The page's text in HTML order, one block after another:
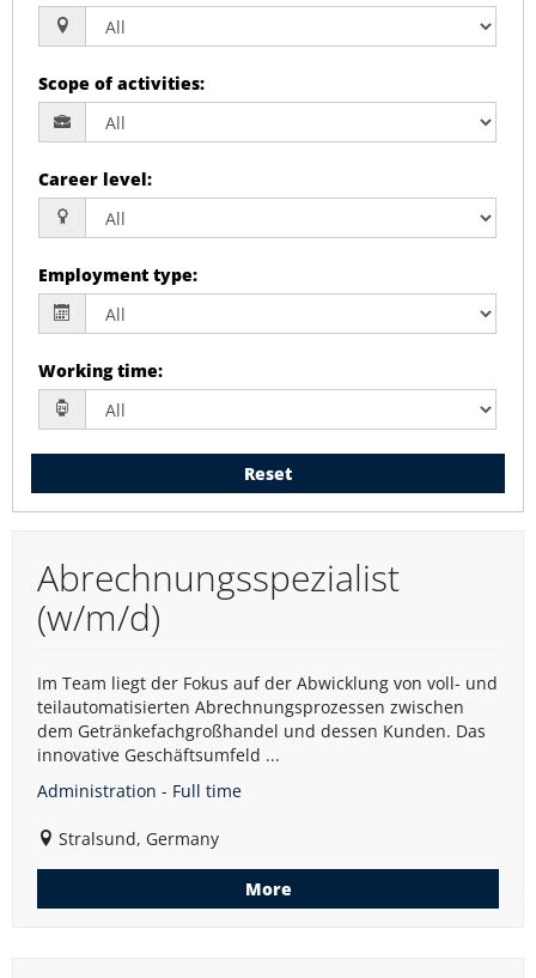
Scope of activities:
Career level:
Employment type:
Working time:
Reset
Abrechnungsspezialist
(w/m/d)
Im Team liegt der Fokus auf der Abwicklung von voll- und
teilautomatisierten Abrechnungsprozessen zwischen
dem Getränkefachgroßhandel und dessen Kunden. Das
innovative Geschäftsumfeld ...
Administration - Full time
Stralsund, Germany
More